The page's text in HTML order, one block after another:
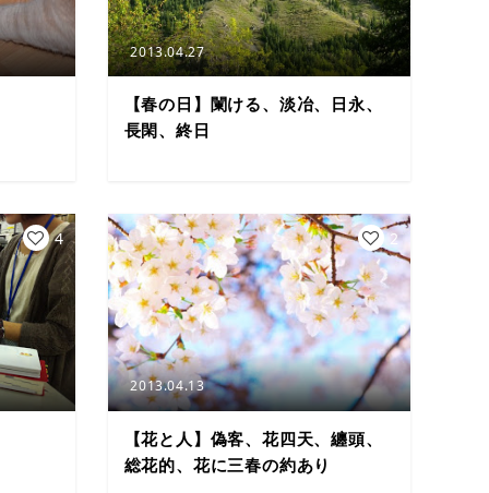
2013.04.27
【春の日】闌ける、淡冶、日永、
長閑、終日
4
2013.04.13
【花と人】偽客、花四天、纏頭、
総花的、花に三春の約あり
2